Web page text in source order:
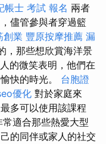
帳士 考試 報名 兩者
儘管參與者穿過籃
創業 豐原按摩推薦 漏
，那些想欣賞海洋景
的微笑表明，他們在
快的時光。 台胞證
優化 對於家庭來
多可以使用該課程
適合那些熱愛大型
的同伴或家人的社交